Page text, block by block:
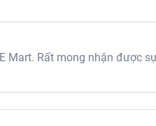
Mart. Rất mong nhận được